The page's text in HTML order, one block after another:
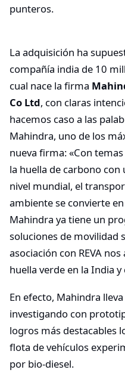
punteros.
La adquisición ha
compañía india de 10
cual nace la firma
Co Ltd, con claras
hacemos caso a las
Mahindra, uno de los
nueva firma: «Con
la huella de carbono
nivel mundial, el
ambiente se convierte
Mahindra ya tiene un
soluciones de movilidad
asociación con REVA
huella verde en la India
En efecto, Mahindra
investigando con
logros más destacables
flota de vehículos
por bio-diesel.